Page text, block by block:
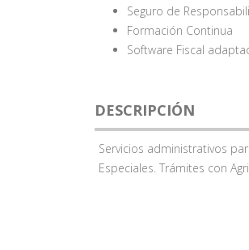
Seguro de
Formación Continua
Software Fiscal
DESCRIPCIÓN
Servicios administrativos
Especiales. Trámites con